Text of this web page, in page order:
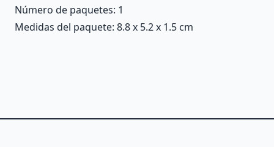
Número de paquetes: 1
Medidas del paquete: 8.8 x 5.2 x 1.5 cm